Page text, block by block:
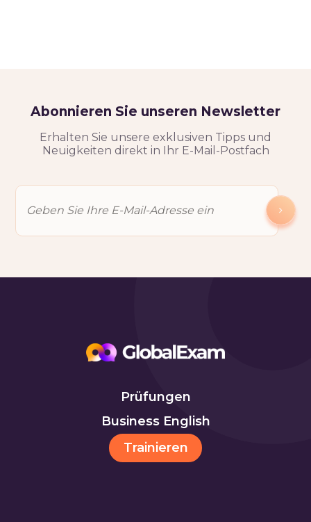
Abonnieren Sie unseren Newsletter
Erhalten Sie unsere exklusiven Tipps und
Neuigkeiten direkt in Ihr E-Mail-Postfach
Prüfungen
Business English
Trainieren